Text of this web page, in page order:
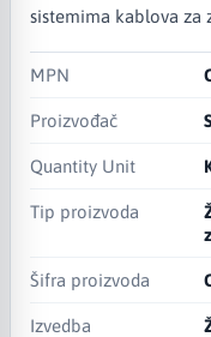
sistemima kablova za
MPN
Proizvođač
Quantity Unit
Tip proizvoda
Šifra proizvoda
Izvedba